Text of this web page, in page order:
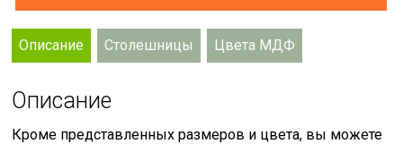
Описание Столешницы Цвета МДФ
Описание
Кроме представленных размеров и цвета, вы можете